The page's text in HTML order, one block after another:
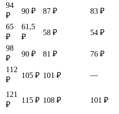
94
₽
90 ₽ 87 ₽ 83 ₽
65
₽
61,5
₽
58 ₽ 54 ₽
98
₽
90 ₽ 81 ₽
76 ₽
112
₽
105 ₽ 101 ₽
—
121
₽
115 ₽ 108 ₽ 101 ₽